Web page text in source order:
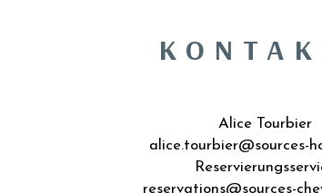
Alice Tourbier
alice.tourbier@sources-
reservations@sources-